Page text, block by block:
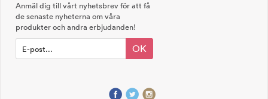
Anmäl dig till vårt nyhetsbrev för att få
de senaste nyheterna om våra
produkter och andra erbjudanden!
OK